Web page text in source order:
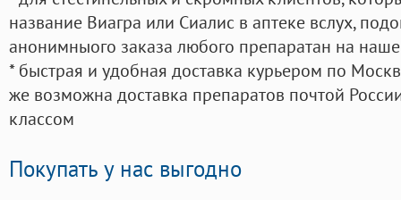
название Виагра или Сиалис в аптеке вслух,
анонимныого заказа любого препаратан на
* быстрая и удобная доставка курьером по
же возможна доставка препаратов почтой
классом
Покупать у нас выгодно